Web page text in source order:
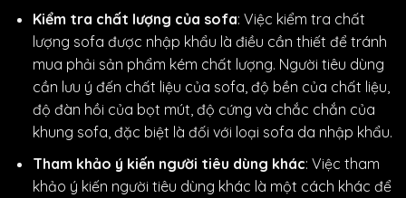
Kiểm tra chất lượng của sofa: Việc kiểm tra chất
lượng sofa được nhập khẩu là điều cần thiết để tránh
mua phải sản phẩm kém chất lượng. Người tiêu dùng
cần lưu ý đến chất liệu của sofa, độ bền của chất liệu,
độ đàn hồi của bọt mút, độ cứng và chắc chắn của
khung sofa, đặc biệt là đối với loại sofa da nhập khẩu.
Tham khảo ý kiến người tiêu dùng khác: Việc tham
khảo ý kiến người tiêu dùng khác là một cách khác để